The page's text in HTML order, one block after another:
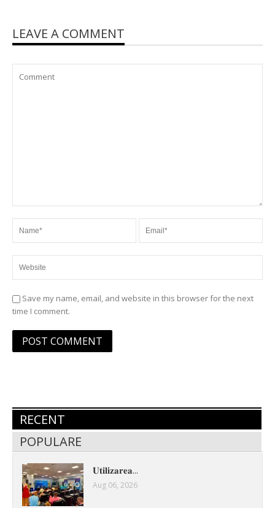
LEAVE A COMMENT
Save my name, email, and website in this browser for the next
time I comment.
RECENT
POPULARE
𝐔𝐭𝐢𝐥𝐢𝐳𝐚𝐫𝐞𝐚...
Aug 06, 2026